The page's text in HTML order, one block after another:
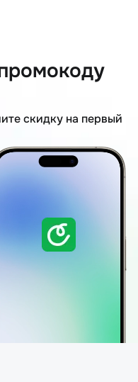
скидку на первый